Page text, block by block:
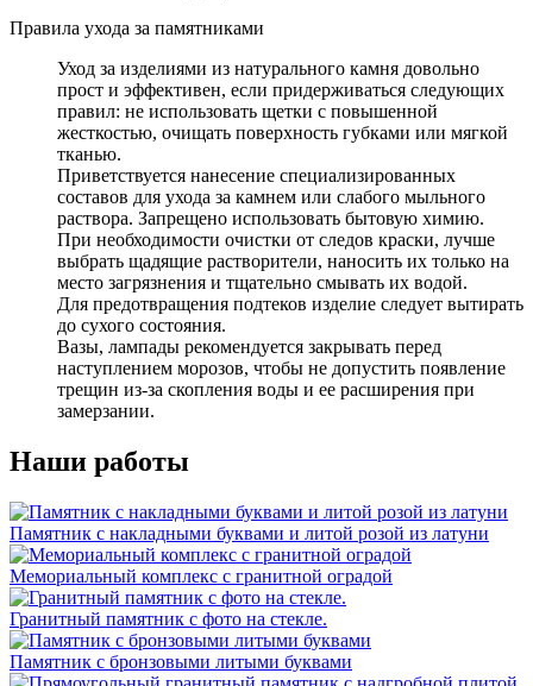
Правила ухода за памятниками
Уход за изделиями из натурального камня довольно
прост и эффективен, если придерживаться следующих
правил: не использовать щетки с повышенной
жесткостью, очищать поверхность губками или мягкой
тканью.
Приветствуется нанесение специализированных
составов для ухода за камнем или слабого мыльного
раствора. Запрещено использовать бытовую химию.
При необходимости очистки от следов краски, лучше
выбрать щадящие растворители, наносить их только на
место загрязнения и тщательно смывать их водой.
Для предотвращения подтеков изделие следует вытирать
до сухого состояния.
Вазы, лампады рекомендуется закрывать перед
наступлением морозов, чтобы не допустить появление
трещин из-за скопления воды и ее расширения при
замерзании.
Наши работы
Памятник с накладными буквами и литой розой из латуни
Мемориальный комплекс с гранитной оградой
Гранитный памятник с фото на стекле.
Памятник с бронзовыми литыми буквами